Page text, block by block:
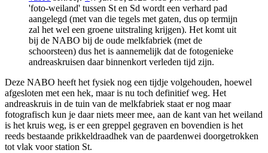
'foto-weiland' tussen St en Sd wordt een verhard pad
aangelegd (met van die tegels met gaten, dus op termijn
zal het wel een groene uitstraling krijgen). Het komt uit
bij de NABO bij de oude melkfabriek (met de
schoorsteen) dus het is aannemelijk dat de fotogenieke
andreaskruisen daar binnenkort verleden tijd zijn.
Deze NABO heeft het fysiek nog een tijdje volgehouden, hoewel
afgesloten met een hek, maar is nu toch definitief weg. Het
andreaskruis in de tuin van de melkfabriek staat er nog maar
fotografisch kun je daar niets meer mee, aan de kant van het weiland
is het kruis weg, is er een greppel gegraven en bovendien is het
reeds bestaande prikkeldraadhek van de paardenwei doorgetrokken
tot vlak voor station St.